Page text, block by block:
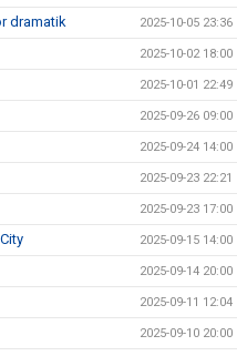
dramatik 2025-10-05 23:36
2025-10-02 18:00
2025-10-01 22:49
2025-09-26 09:00
2025-09-24 14:00
2025-09-23 22:21
2025-09-23 17:00
2025-09-15 14:00
2025-09-14 20:00
2025-09-11 12:04
2025-09-10 20:00